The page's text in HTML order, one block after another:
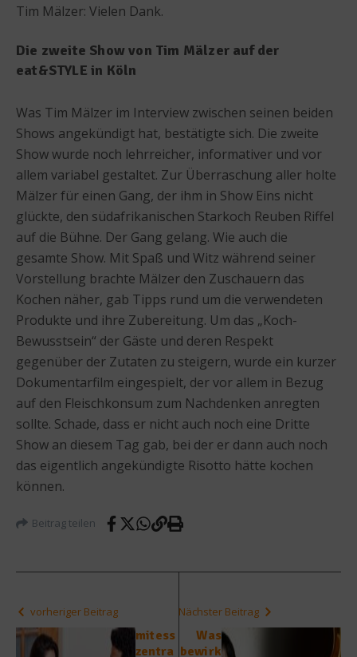
Tim Mälzer: Vielen Dank.
Die zweite Show von Tim Mälzer auf der
eat&STYLE in Köln
Was Tim Mälzer im Interview zwischen seinen beiden
Shows angekündigt hat, bestätigte sich. Die zweite
Show wurde noch lehrreicher, informativer und vor
allem variabel gestaltet. Zur Überraschung aller holte
Mälzer für einen Gang, der ihm in Show Eins nicht
glückte, den südafrikanischen Starkoch Reuben Riffel
auf die Bühne. Der Gang gelang. Wie auch die
gesamte Show. Mit Spaß und Witz während seiner
Vorstellung brachte Mälzer den Zuschauern das
Kochen näher, gab Tipps rund um die verwendeten
Produkte und ihre Zubereitung. Um das „Koch-
Bewusstsein“ der Gäste und deren Respekt
gegenüber der Zutaten zu steigern, wurde ein kurzer
Dokumentarfilm eingespielt, der vor allem in Bezug
auf den Fleischkonsum zum Nachdenken anregten
sollte. Schade, dass er nicht auch noch eine Dritte
Show an diesem Tag gab, bei der er dann auch noch
das eigentlich angekündigte Risotto hätte kochen
können.
Beitrag teilen
vorheriger Beitrag
mitess
zentra
Nächster Beitrag
Was
bewirk